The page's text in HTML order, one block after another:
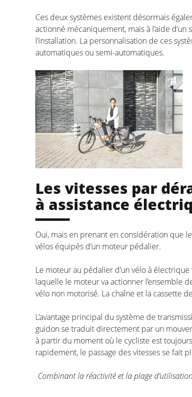
Ces deux systèmes existent désormais
actionné mécaniquement, mais à l’aide
l’installation. La personnalisation de ces
automatiques ou semi-automatiques.
Les vitesses par
à assistance
Oui, mais en prenant en considération que
vélos équipés d’un moteur pédalier.
Le moteur au pédalier d’un vélo à
laquelle le moteur va actionner l’ensemble
vélo non motorisé. La chaîne et la cassette
L’avantage principal du système de
guidon se traduit directement par un
à partir du moment où le cycliste est
rapidement, le passage des vitesses se fait
Combinant la réactivité et la plage